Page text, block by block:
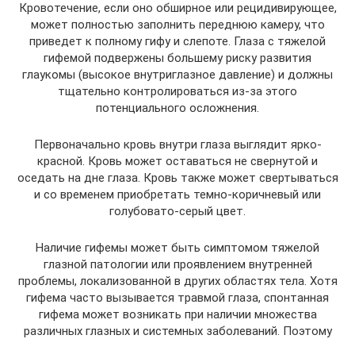
Кровотечение, если оно обширное или рецидивирующее,
может полностью заполнить переднюю камеру, что
приведет к полному гифу и слепоте. Глаза с тяжелой
гифемой подвержены большему риску развития
глаукомы (высокое внутриглазное давление) и должны
тщательно контролироваться из-за этого
потенциального осложнения.
Первоначально кровь внутри глаза выглядит ярко-
красной. Кровь может оставаться не свернутой и
оседать на дне глаза. Кровь также может свертываться
и со временем приобретать темно-коричневый или
голубовато-серый цвет.
Наличие гифемы может быть симптомом тяжелой
глазной патологии или проявлением внутренней
проблемы, локализованной в других областях тела. Хотя
гифема часто вызывается травмой глаза, спонтанная
гифема может возникать при наличии множества
различных глазных и системных заболеваний. Поэтому